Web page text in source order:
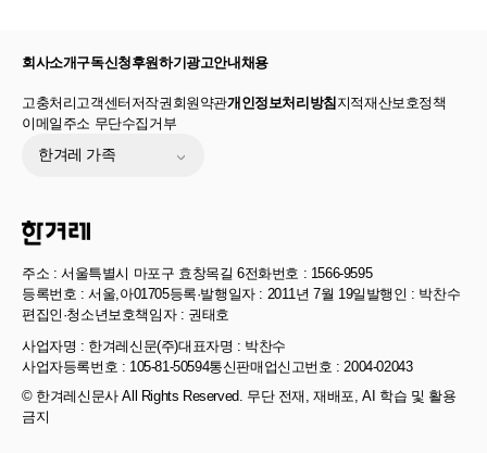
회사소개구독신청후원하기 광고안내채용
고충처리 고객센터 저작권 회원약관개인정보처리방침 지적재산보호정책
이메일주소 무단수집거부
한겨레 가족
주소 : 서울특별시 마포구 효창목길 6전화번호 : 1566-9595
등록번호 : 서울,아01705등록·발행일자 : 2011년 7월 19일 발행인 : 박찬수
편집인·청소년보호책임자 : 권태호
사업자명 : 한겨레신문(주)대표자명 : 박찬수
사업자등록번호 : 105-81-50594통신판매업신고번호 : 2004-02043
© 한겨레신문사 All Rights Reserved. 무단 전재, 재배포, AI 학습 및 활용
금지